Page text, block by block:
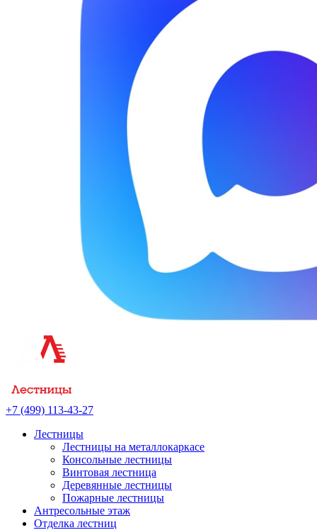
+7 (499) 113-43-27
Лестницы
Лестницы на металлокаркасе
Консольные лестницы
Винтовая лестница
Деревянные лестницы
Пожарные лестницы
Антресольные этаж
Отделка лестниц